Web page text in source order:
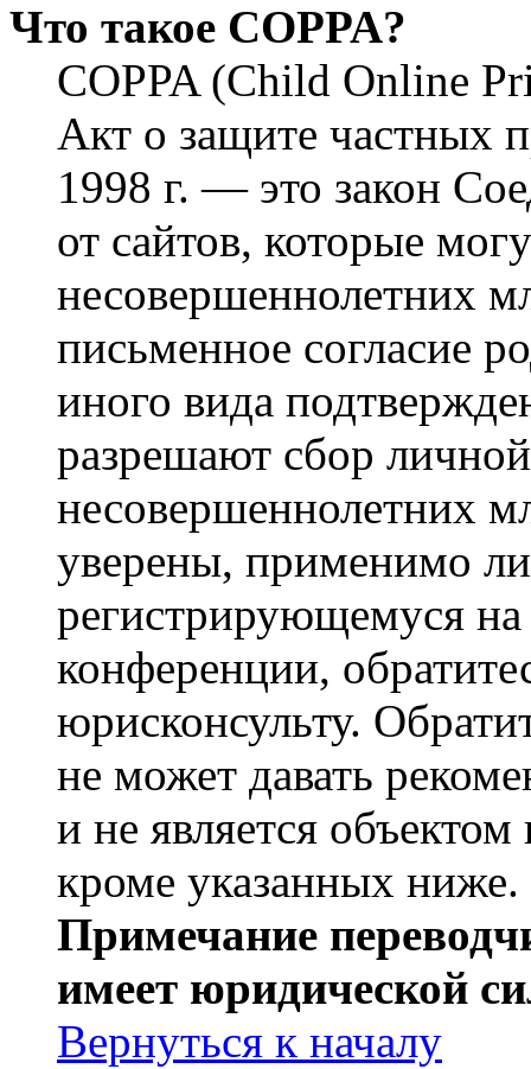
Что такое COPPA?
COPPA (Child Online
Акт о защите частных
1998 г. — это закон
от сайтов, которые
несовершеннолетних
письменное согласие
иного вида
разрешают сбор
несовершеннолетних
уверены, применимо
регистрирующемуся
конференции,
юрисконсульту.
не может давать
и не является
кроме указанных ниже.
Примечание
имеет юридической
Вернуться к началу